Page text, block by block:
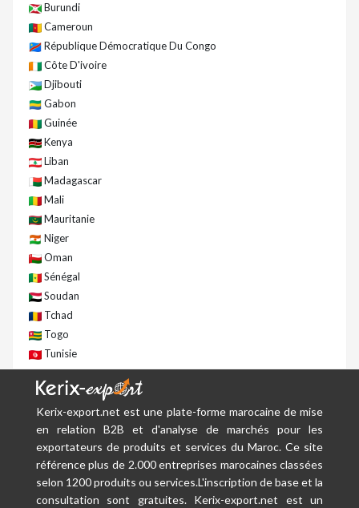
Burundi
Cameroun
République Démocratique Du Congo
Côte D'ivoire
Djibouti
Gabon
Guinée
Kenya
Liban
Madagascar
Mali
Mauritanie
Niger
Oman
Sénégal
Soudan
Tchad
Togo
Tunisie
Kerix-export.net est une plate-forme marocaine de mise
en relation B2B et d'analyse de marchés pour les
exportateurs de produits et services du Maroc. Ce site
référence plus de 2.000 entreprises marocaines classées
selon 1200 produits ou services.L'inscription de base et la
consultation sont gratuites. Kerix-export.net est un